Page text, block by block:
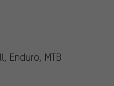
Enduro, MTB